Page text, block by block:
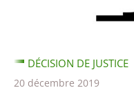
DÉCISION DE JUSTICE
20 décembre 2019